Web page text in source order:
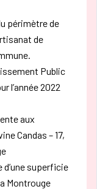
périmètre de
de
Public
l’année 2022
aux
Candas – 17,
superficie
a Montrouge